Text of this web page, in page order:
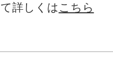
詳しくは こちら